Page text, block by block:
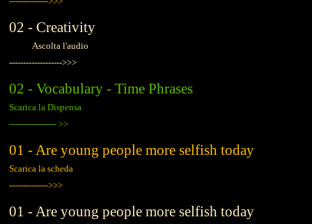
02 - Creativity
Ascolta l'audio
------------------->>>
02 - Vocabulary - Time Phrases
Scarica la Dispensa
----------------- >>
01 - Are young people more selfish today
Scarica la scheda
-------------->>>
01 - Are young people more selfish today